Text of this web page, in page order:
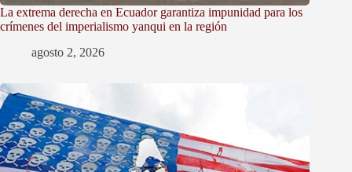
La extrema derecha en Ecuador garantiza impunidad para los
crímenes del imperialismo yanqui en la región
agosto 2, 2026